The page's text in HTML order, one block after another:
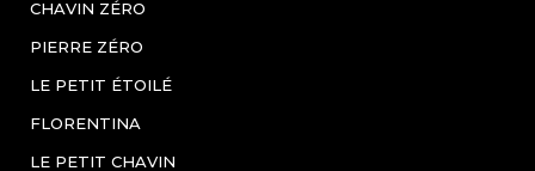
CHAVIN ZÉRO
PIERRE ZÉRO
LE PETIT ÉTOILÉ
FLORENTINA
LE PETIT CHAVIN